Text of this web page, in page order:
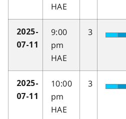
HAE
2025-
07-11
9:00
pm
HAE
3
2025-
07-11
10:00
pm
HAE
3